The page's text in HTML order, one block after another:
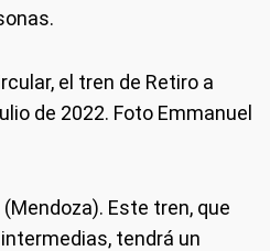
el tren de Retiro a
de 2022. Foto Emmanuel
(Mendoza). Este tren, que
tendrá un